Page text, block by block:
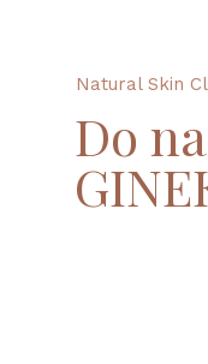
Natural Skin
Do